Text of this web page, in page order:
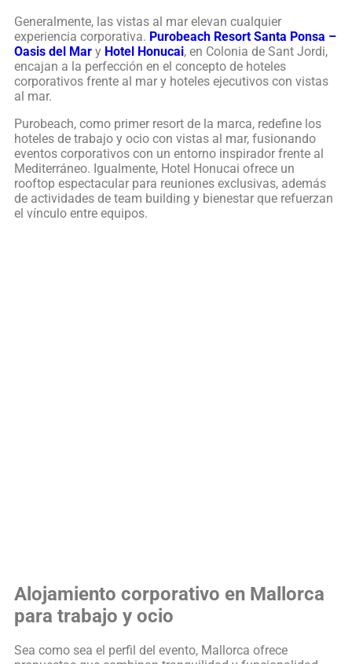
Generalmente, las vistas al mar elevan cualquier
experiencia corporativa. Purobeach Resort Santa Ponsa –
Oasis del Mar y Hotel Honucai, en Colonia de Sant Jordi,
encajan a la perfección en el concepto de hoteles
corporativos frente al mar y hoteles ejecutivos con vistas
al mar.
Purobeach, como primer resort de la marca, redefine los
hoteles de trabajo y ocio con vistas al mar, fusionando
eventos corporativos con un entorno inspirador frente al
Mediterráneo. Igualmente, Hotel Honucai ofrece un
rooftop espectacular para reuniones exclusivas, además
de actividades de team building y bienestar que refuerzan
el vínculo entre equipos.
Alojamiento corporativo en Mallorca
para trabajo y ocio
Sea como sea el perfil del evento, Mallorca ofrece